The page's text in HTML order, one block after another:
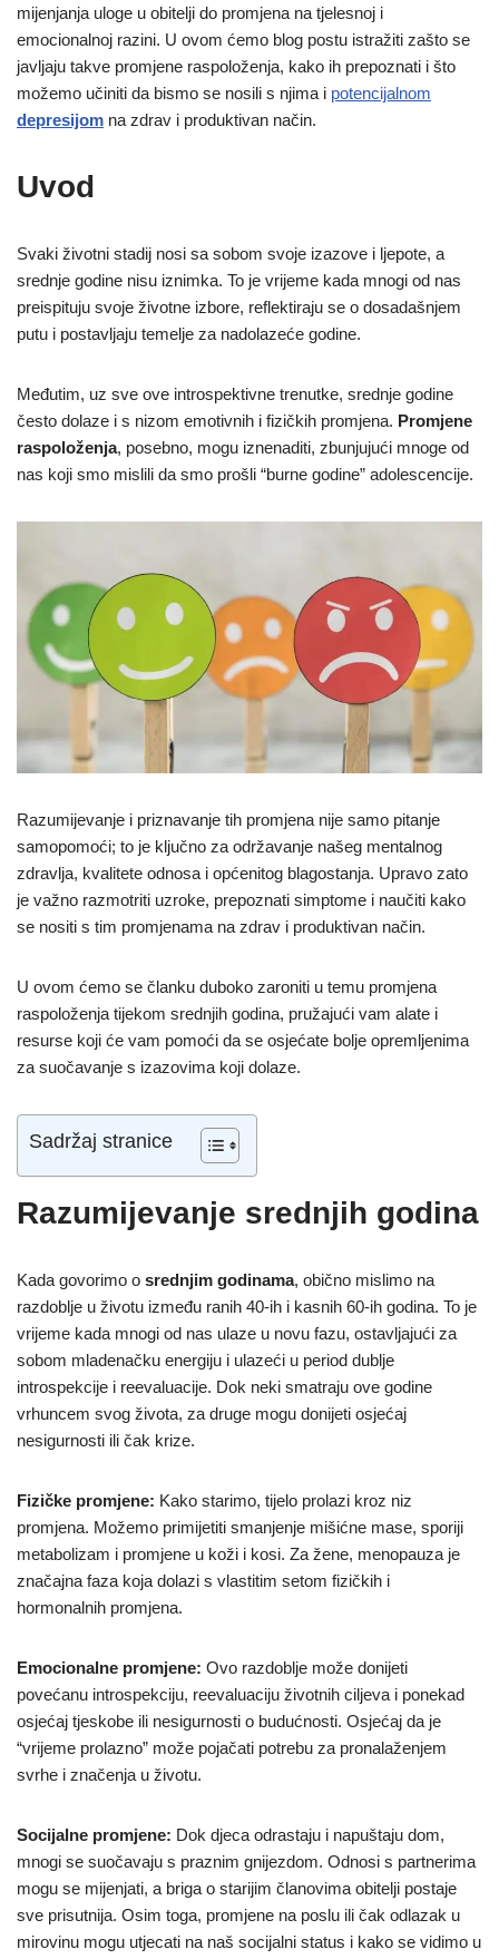
mijenjanja uloge u obitelji do promjena na tjelesnoj i
emocionalnoj razini. U ovom ćemo blog postu istražiti zašto se
javljaju takve promjene raspoloženja, kako ih prepoznati i što
možemo učiniti da bismo se nosili s njima i potencijalnom
depresijom na zdrav i produktivan način.
Uvod
Svaki životni stadij nosi sa sobom svoje izazove i ljepote, a
srednje godine nisu iznimka. To je vrijeme kada mnogi od nas
preispituju svoje životne izbore, reflektiraju se o dosadašnjem
putu i postavljaju temelje za nadolazeće godine.
Međutim, uz sve ove introspektivne trenutke, srednje godine
često dolaze i s nizom emotivnih i fizičkih promjena. Promjene
raspoloženja, posebno, mogu iznenaditi, zbunjujući mnoge od
nas koji smo mislili da smo prošli “burne godine” adolescencije.
Razumijevanje i priznavanje tih promjena nije samo pitanje
samopomoći; to je ključno za održavanje našeg mentalnog
zdravlja, kvalitete odnosa i općenitog blagostanja. Upravo zato
je važno razmotriti uzroke, prepoznati simptome i naučiti kako
se nositi s tim promjenama na zdrav i produktivan način.
U ovom ćemo se članku duboko zaroniti u temu promjena
raspoloženja tijekom srednjih godina, pružajući vam alate i
resurse koji će vam pomoći da se osjećate bolje opremljenima
za suočavanje s izazovima koji dolaze.
Sadržaj stranice
Razumijevanje srednjih godina
Kada govorimo o srednjim godinama, obično mislimo na
razdoblje u životu između ranih 40-ih i kasnih 60-ih godina. To je
vrijeme kada mnogi od nas ulaze u novu fazu, ostavljajući za
sobom mladenačku energiju i ulazeći u period dublje
introspekcije i reevaluacije. Dok neki smatraju ove godine
vrhuncem svog života, za druge mogu donijeti osjećaj
nesigurnosti ili čak krize.
Fizičke promjene: Kako starimo, tijelo prolazi kroz niz
promjena. Možemo primijetiti smanjenje mišićne mase, sporiji
metabolizam i promjene u koži i kosi. Za žene, menopauza je
značajna faza koja dolazi s vlastitim setom fizičkih i
hormonalnih promjena.
Emocionalne promjene: Ovo razdoblje može donijeti
povećanu introspekciju, reevaluaciju životnih ciljeva i ponekad
osjećaj tjeskobe ili nesigurnosti o budućnosti. Osjećaj da je
“vrijeme prolazno” može pojačati potrebu za pronalaženjem
svrhe i značenja u životu.
Socijalne promjene: Dok djeca odrastaju i napuštaju dom,
mnogi se suočavaju s praznim gnijezdom. Odnosi s partnerima
mogu se mijenjati, a briga o starijim članovima obitelji postaje
sve prisutnija. Osim toga, promjene na poslu ili čak odlazak u
mirovinu mogu utjecati na naš socijalni status i kako se vidimo u